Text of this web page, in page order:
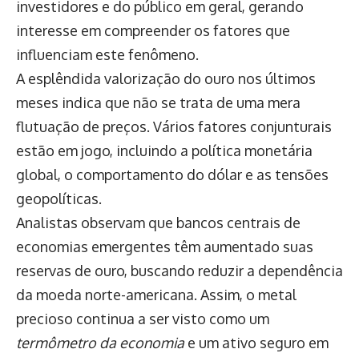
investidores e do público em geral, gerando
interesse em compreender os fatores que
influenciam este fenômeno.
A esplêndida valorização do ouro nos últimos
meses indica que não se trata de uma mera
flutuação de preços. Vários fatores conjunturais
estão em jogo, incluindo a política monetária
global, o comportamento do dólar e as tensões
geopolíticas.
Analistas observam que bancos centrais de
economias emergentes têm aumentado suas
reservas de ouro, buscando reduzir a dependência
da moeda norte-americana. Assim, o metal
precioso continua a ser visto como um
termômetro da economiae um ativo seguro em